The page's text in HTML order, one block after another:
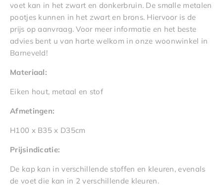
voet kan in het zwart en donkerbruin. De smalle metalen
pootjes kunnen in het zwart en brons. Hiervoor is de
prijs op aanvraag. Voor meer informatie en het beste
advies bent u van harte welkom in onze woonwinkel in
Barneveld!
Materiaal:
Eiken hout, metaal en stof
Afmetingen:
H100 x B35 x D35cm
Prijsindicatie:
De kap kan in verschillende stoffen en kleuren, evenals
de voet die kan in 2 verschillende kleuren.